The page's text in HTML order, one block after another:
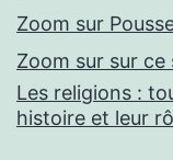
Zoom sur
Zoom sur sur ce
Les religions :
histoire et leur